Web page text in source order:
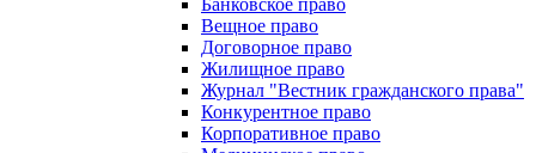
Банковское право
Вещное право
Договорное право
Жилищное право
Журнал "Вестник гражданского права"
Конкурентное право
Корпоративное право